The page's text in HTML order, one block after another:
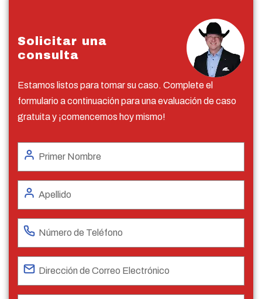
Solicitar una
consulta
Estamos listos para tomar su caso. Complete el
formulario a continuación para una evaluación de caso
gratuita y ¡comencemos hoy mismo!